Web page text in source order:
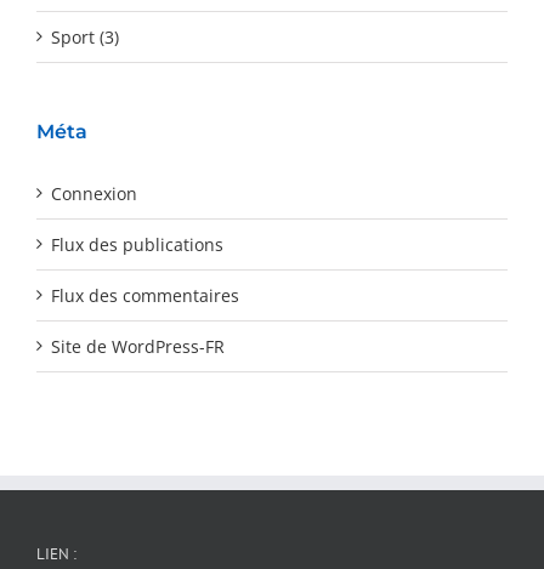
Sport (3)
Méta
Connexion
Flux des publications
Flux des commentaires
Site de WordPress-FR
LIEN :